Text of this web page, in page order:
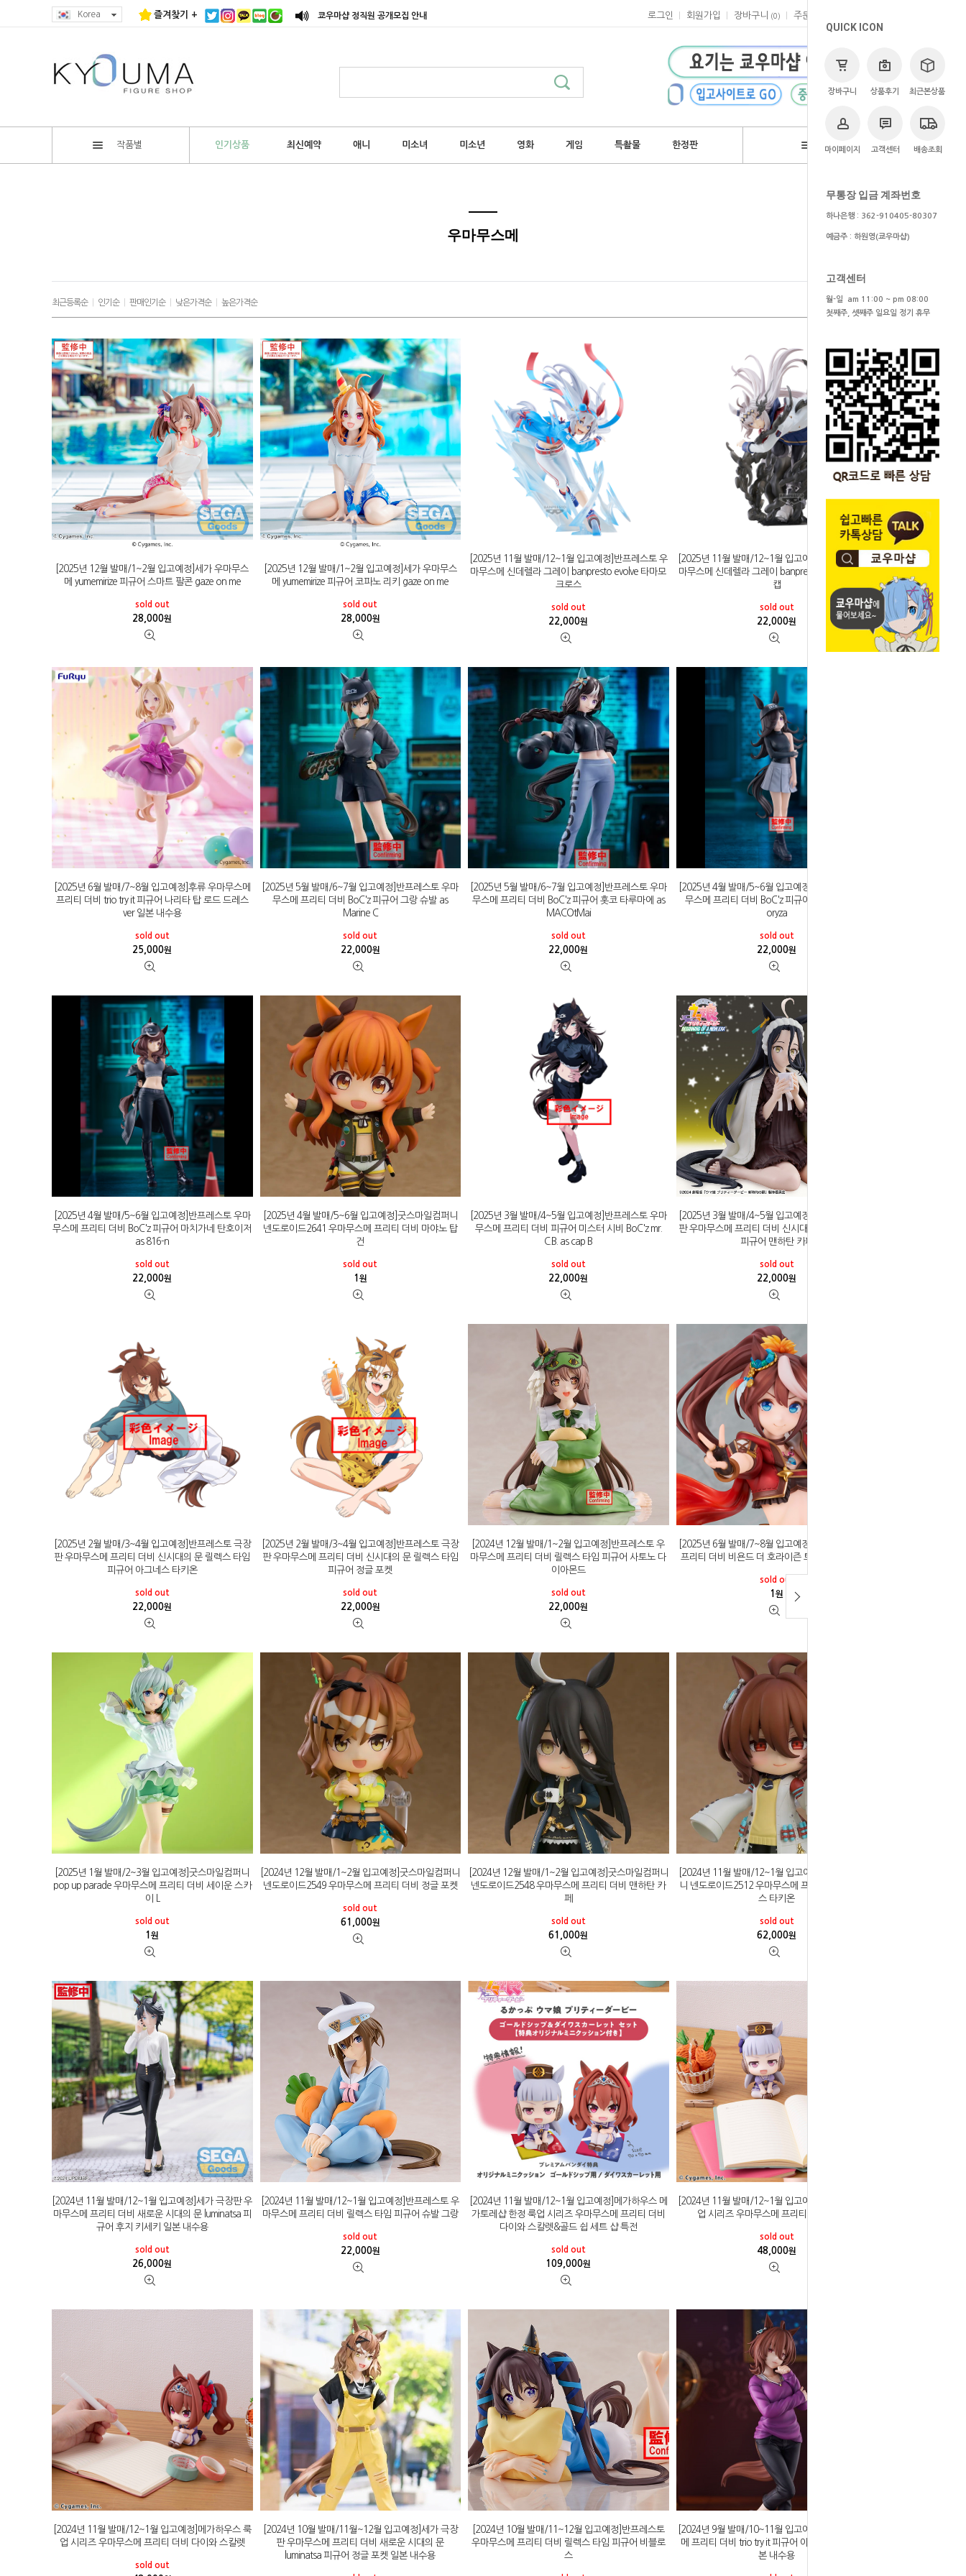
Korea 즐겨찾기 + 쿄우마샵 정직원 공개모집 안내 로그인 회원가입 장바구니 (0 ) 주문
작품별 인기상품 최신예약 애니 미소녀 미소년 영화 게임 특촬물 한정판 브랜드
QUICK ICON
장바구니 상품후기 최근본상품
마이페이지 고객센터 배송조회
무통장 입금 계좌번호
하나은행 : 362-910405-80307
예금주 : 하원영(쿄우마샵)
고객센터
월-일 am 11:00 ~ pm 08:00
첫째주, 셋째주 일요일 정기 휴무
>게임 > 우마무스메
우마무스메
최근등록순| 인기순| 판매인기순| 낮은가격순| 높은가격순
[2025년 12월 발매/1~2월 입고예정]세가 우마무스
메 yumemirize 피규어 스마트 팔콘 gaze on me
sold out
28,000원
[2025년 12월 발매/1~2월 입고예정]세가 우마무스
메 yumemirize 피규어 코파노 리키 gaze on me
sold out
28,000원
[2025년 11월 발매/12~1월 입고예정]반프레스토 우
마무스메 신데렐라 그레이 banpresto evolve 타마모
크로스
sold out
22,000원
[2025년 11월 발매/12~1월 입고예정]반프레스토 우
마무스메 신데렐라 그레이 banpresto evolve 오구리
캡
sold out
22,000원
[2025년 6월 발매/7~8월 입고예정]후류 우마무스메
프리티 더비 trio try it 피규어 나리타 탑 로드 드레스
ver 일본 내수용
sold out
25,000원
[2025년 5월 발매/6~7월 입고예정]반프레스토 우마
무스메 프리티 더비 BoC'z 피규어 그랑 슈발 as
Marine C
sold out
22,000원
[2025년 5월 발매/6~7월 입고예정]반프레스토 우마
무스메 프리티 더비 BoC'z 피규어 홋코 타루마에 as
MACOtMai
sold out
22,000원
[2025년 4월 발매/5~6월 입고예정]반프레스토 우마
무스메 프리티 더비 BoC'z 피규어 라이스 샤워 as
oryza
sold out
22,000원
[2025년 4월 발매/5~6월 입고예정]반프레스토 우마
무스메 프리티 더비 BoC'z 피규어 마치가네 탄호이저
as 816-n
sold out
22,000원
[2025년 4월 발매/5~6월 입고예정]굿스마일컴퍼니
넨도로이드2641 우마무스메 프리티 더비 마야노 탑
건
sold out
1 원
[2025년 3월 발매/4~5월 입고예정]반프레스토 우마
무스메 프리티 더비 피규어 미스터 시비 BoC'z mr.
C.B. as cap B
sold out
22,000원
[2025년 3월 발매/4~5월 입고예정]반프레스토 극장
판 우마무스메 프리티 더비 신시대의 문 릴렉스 타임
피규어 맨하탄 카페
sold out
22,000원
[2025년 2월 발매/3~4월 입고예정]반프레스토 극장
판 우마무스메 프리티 더비 신시대의 문 릴렉스 타임
피규어 아그네스 타키온
sold out
22,000원
[2025년 2월 발매/3~4월 입고예정]반프레스토 극장
판 우마무스메 프리티 더비 신시대의 문 릴렉스 타임
피규어 정글 포켓
sold out
22,000원
[2024년 12월 발매/1~2월 입고예정]반프레스토 우
마무스메 프리티 더비 릴렉스 타임 피규어 사토노 다
이아몬드
sold out
22,000원
[2025년 6월 발매/7~8월 입고예정]알터 우마무스메
프리티 더비 비욘드 더 호라이즌 토카이 테이오 1/7
sold out
1원
[2025년 1월 발매/2~3월 입고예정]굿스마일컴퍼니
pop up parade 우마무스메 프리티 더비 세이운 스카
이 L
sold out
1원
[2024년 12월 발매/1~2월 입고예정]굿스마일컴퍼니
넨도로이드2549 우마무스메 프리티 더비 정글 포켓
sold out
61,000원
[2024년 12월 발매/1~2월 입고예정]굿스마일컴퍼니
넨도로이드2548 우마무스메 프리티 더비 맨하탄 카
페
sold out
61,000원
[2024년 11월 발매/12~1월 입고예정]굿스마일컴퍼
니 넨도로이드2512 우마무스메 프리티 더비 아그네
스 타키온
sold out
62,000원
[2024년 11월 발매/12~1월 입고예정]세가 극장판 우
마무스메 프리티 더비 새로운 시대의 문 luminatsa 피
규어 후지 키세키 일본 내수용
sold out
26,000원
[2024년 11월 발매/12~1월 입고예정]반프레스토 우
마무스메 프리티 더비 릴렉스 타임 피규어 슈발 그랑
sold out
22,000원
[2024년 11월 발매/12~1월 입고예정]메가하우스 메
가토레샵 한정 룩업 시리즈 우마무스메 프리티 더비
다이와 스칼렛&골드 쉽 세트 샵 특전
sold out
109,000원
[2024년 11월 발매/12~1월 입고예정]메가하우스 룩
업 시리즈 우마무스메 프리티 더비 골드 쉽
sold out
48,000원
[2024년 11월 발매/12~1월 입고예정]메가하우스 룩
업 시리즈 우마무스메 프리티 더비 다이와 스칼렛
sold out
[2024년 10월 발매/11월~12월 입고예정]세가 극장
판 우마무스메 프리티 더비 새로운 시대의 문
luminatsa 피규어 정글 포켓 일본 내수용
[2024년 10월 발매/11~12월 입고예정]반프레스토
우마무스메 프리티 더비 릴렉스 타임 피규어 비블로
스
[2024년 9월 발매/10~11월 입고예정]후류 우마무스
메 프리티 더비 trio try it 피규어 아그네스 타키온 일
본 내수용